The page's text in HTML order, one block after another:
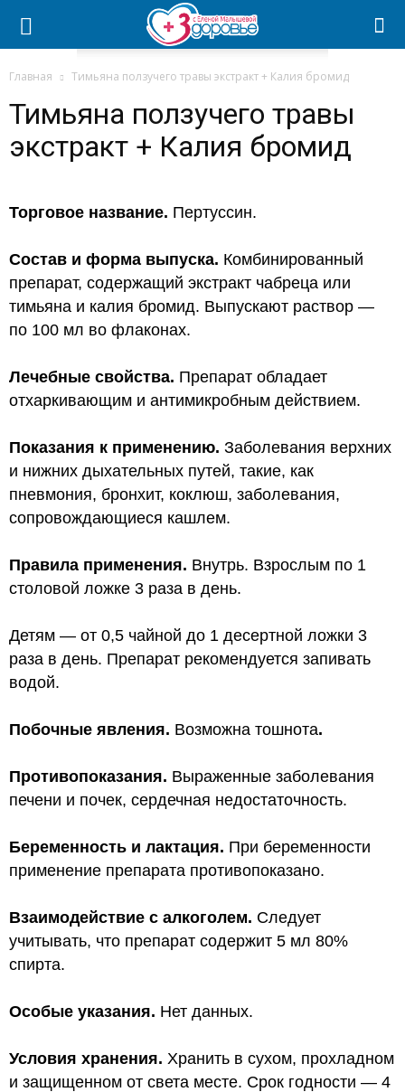
Главная Тимьяна ползучего травы экстракт + Калия бромид
Тимьяна ползучего травы
экстракт + Калия бромид
Торговое название. Пертуссин.
Состав и форма выпуска. Комбинированный
препарат, содержащий экстракт чабреца или
тимьяна и калия бромид. Выпускают раствор —
по 100 мл во флаконах.
Лечебные свойства. Препарат обладает
отхаркивающим и антимикробным действием.
Показания к применению. Заболевания верхних
и нижних дыхательных путей, такие, как
пневмония, бронхит, коклюш, заболевания,
сопровождающиеся кашлем.
Правила применения. Внутрь. Взрослым по 1
столовой ложке 3 раза в день.
Детям — от 0,5 чайной до 1 десертной ложки 3
раза в день. Препарат рекомендуется запивать
водой.
Побочные явления. Возможна тошнота.
Противопоказания. Выраженные заболевания
печени и почек, сердечная недостаточность.
Беременность и лактация. При беременности
применение препарата противопоказано.
Взаимодействие с алкоголем. Следует
учитывать, что препарат содержит 5 мл 80%
спирта.
Особые указания. Нет данных.
Условия хранения. Хранить в сухом, прохладном
и защищенном от света месте. Срок годности — 4